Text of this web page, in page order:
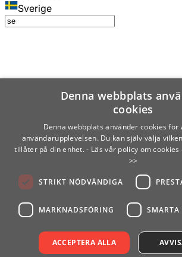
Sverige
Denna webbplats
cookies
Denna webbplats använder cookies
användarupplevelsen. Du kan själv välja
tillåter på din enhet. - Läs vår policy om
>>
STRIKT NÖDVÄNDIGA
MARKNADSFÖRING SMARTA
ACCEPTERA ALLA